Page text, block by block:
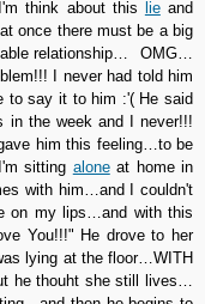
think about this lieand
once there must be a big
relationship… OMG…
I never had told him
to say it to him :'( He said
in the week and I never!!!
him this feeling…to be
sitting aloneat home in
with him…and I couldn't
on my lips…and with this
You!!!" He drove to her
lying at the floor…WITH
he thouht she still lives…